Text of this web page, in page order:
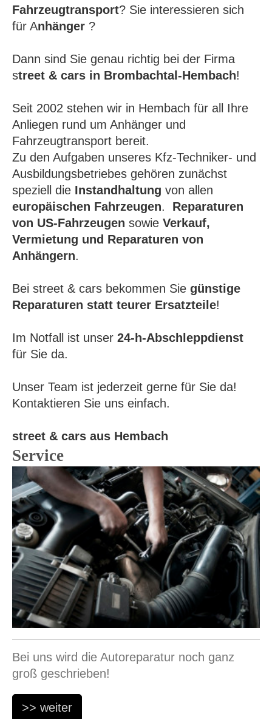
Fahrzeugtransport? Sie interessieren sich
für Anhänger ?
Dann sind Sie genau richtig bei der Firma
street & cars in Brombachtal-Hembach!
Seit 2002 stehen wir in Hembach für all Ihre
Anliegen rund um Anhänger und
Fahrzeugtransport bereit.
Zu den Aufgaben unseres Kfz-Techniker- und
Ausbildungsbetriebes gehören zunächst
speziell die Instandhaltung von allen
europäischen Fahrzeugen. Reparaturen
von US-Fahrzeugen sowie Verkauf,
Vermietung und Reparaturen von
Anhängern.
Bei street & cars bekommen Sie günstige
Reparaturen statt teurer Ersatzteile!
Im Notfall ist unser 24-h-Abschleppdienst
für Sie da.
Unser Team ist jederzeit gerne für Sie da!
Kontaktieren Sie uns einfach.
street & cars aus Hembach
Service
Bei uns wird die Autoreparatur noch ganz
groß geschrieben!
>> weiter